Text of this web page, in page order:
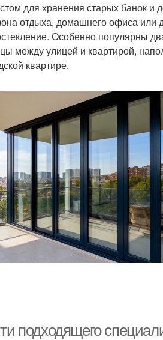
для хранения старых банок и
отдыха, домашнего офиса
Особенно популярны
между улицей и квартирой,
квартире.
подходящего